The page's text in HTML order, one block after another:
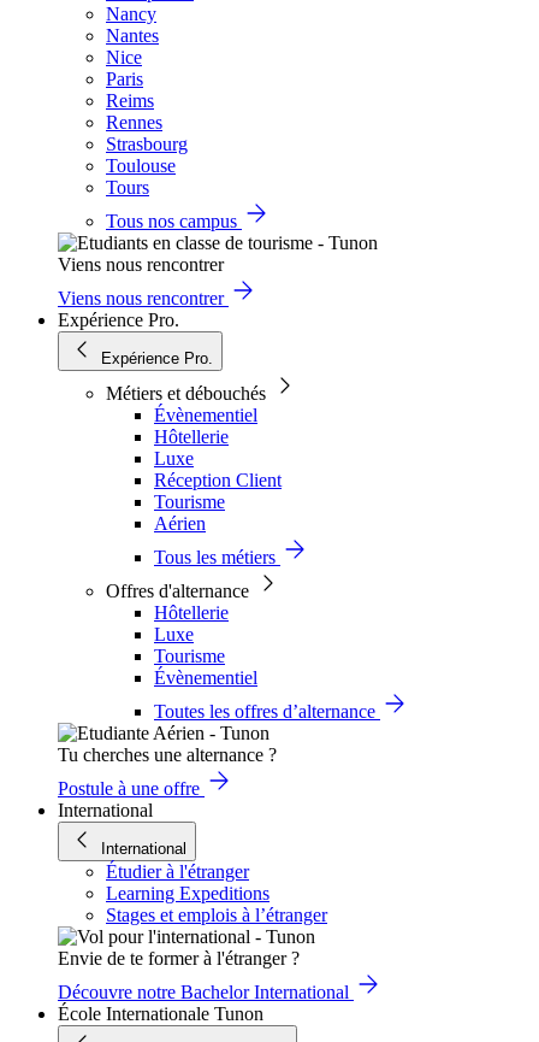
Nancy
Nantes
Nice
Paris
Reims
Rennes
Strasbourg
Toulouse
Tours
Tous nos campus
Viens nous rencontrer
Viens nous rencontrer
Expérience Pro.
Expérience Pro.
Métiers et débouchés
Évènementiel
Hôtellerie
Luxe
Réception Client
Tourisme
Aérien
Tous les métiers
Offres d'alternance
Hôtellerie
Luxe
Tourisme
Évènementiel
Toutes les offres d’alternance
Tu cherches une alternance ?
Postule à une offre
International
International
Étudier à l'étranger
Learning Expeditions
Stages et emplois à l’étranger
Envie de te former à l'étranger ?
Découvre notre Bachelor International
École Internationale Tunon